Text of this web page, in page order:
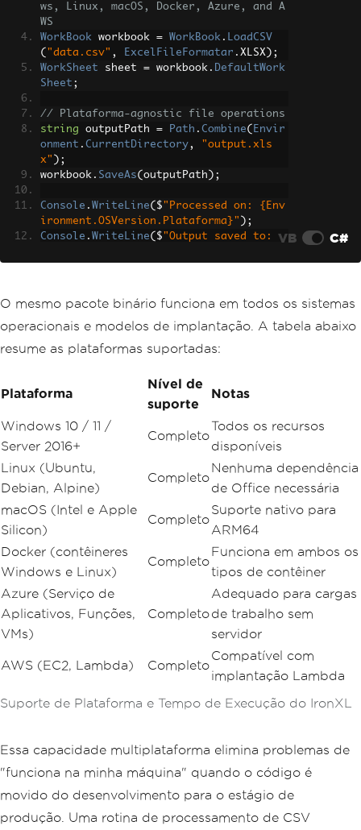
ws, Linux, macOS, Docker, Azure, and A
WS
WorkBook workbook = WorkBook . LoadCSV
( "data.csv" , ExcelFileFormatar . XLSX );
WorkSheet sheet = workbook . DefaultWork
Sheet ;
// Plataforma-agnostic file operations
string outputPath = Path . Combine( Envir
onment . CurrentDirectory,
"output.xls
x" );
workbook . SaveAs( outputPath );
Console . WriteLine( $ "Processed on: {Env
ironment.OSVersion.Plataforma}" );
Console . WriteLine( $ "Output saved to:
VB C#
O mesmo pacote binário funciona em todos os sistemas
operacionais e modelos de implantação. A tabela abaixo
resume as plataformas suportadas:
Suporte de Plataforma e Tempo de Execução do IronXL
Plataforma
Nível de
suporte
Notas
Windows 10 / 11 /
Server 2016+
Completo
Todos os recursos
disponíveis
Linux (Ubuntu,
Debian, Alpine)
Completo
Nenhuma dependência
de Office necessária
macOS (Intel e Apple
Silicon)
Completo
Suporte nativo para
ARM64
Docker (contêineres
Windows e Linux)
Completo
Funciona em ambos os
tipos de contêiner
Azure (Serviço de
Aplicativos, Funções,
VMs)
Completo
Adequado para cargas
de trabalho sem
servidor
AWS (EC2, Lambda) Completo
Compatível com
implantação Lambda
Essa capacidade multiplataforma elimina problemas de
"funciona na minha máquina" quando o código é
movido do desenvolvimento para o estágio de
produção. Uma rotina de processamento de CSV